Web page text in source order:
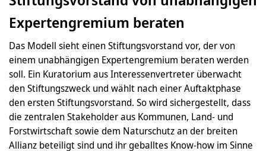
Expertengremium beraten
Das Modell sieht einen Stiftungsvorstand vor, der von
einem unabhängigen Expertengremium beraten werden
soll. Ein Kuratorium aus Interessenvertreter überwacht
den Stiftungszweck und wählt nach einer Auftaktphase
den ersten Stiftungsvorstand. So wird sichergestellt, dass
die zentralen Stakeholder aus Kommunen, Land- und
Forstwirtschaft sowie dem Naturschutz an der breiten
Allianz beteiligt sind und ihr geballtes Know-how im Sinne